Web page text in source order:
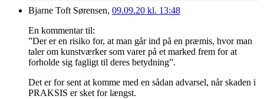
Bjarne Toft Sørensen, 09.09.20 kl. 13:48
En kommentar til:
”Der er en risiko for, at man går ind på en præmis, hvor man
taler om kunstværker som varer på et marked frem for at
forholde sig fagligt til deres betydning”.
Det er for sent at komme med en sådan advarsel, når skaden i
PRAKSIS er sket for længst.